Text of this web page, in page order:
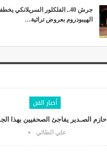
جرش 40.. الفلكلور السريلانكي
الهيبودروم بعروض تراثية…
أخبار الفن
حازم الصـدير يفاجئ الصحفيين بهذا
علي الطائي